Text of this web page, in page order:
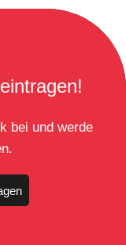
bei und werde